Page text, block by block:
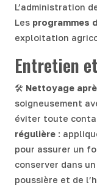
L’administration
Les programmes
exploitation
Entretien
🛠 Nettoyage
soigneusement
éviter toute
régulière :
pour assurer un
conserver dans
poussière et de